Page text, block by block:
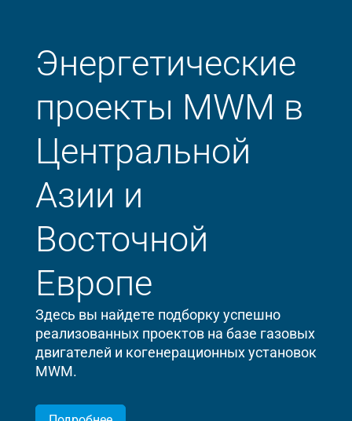
Энергетические
проекты MWM в
Центральной
Азии и
Восточной
Европе
Здесь вы найдете подборку успешно
реализованных проектов на базе газовых
двигателей и когенерационных установок
MWM.